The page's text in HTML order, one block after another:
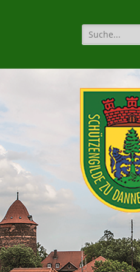
Suche
für: